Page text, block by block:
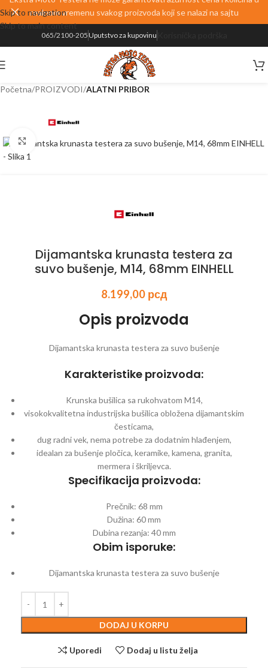
Skip to navigation
Skip to main content
realnom vremenu svakog proizvoda koji se nalazi na sajtu
065/2100-205Uputstvo za kupovinu
Početna PROIZVODI ALATNI PRIBOR
Kliknite za uvećanje
Dijamantska krunasta testera za
suvo bušenje, M14, 68mm EINHELL
8.199,00 рсд
Opis proizvoda
Dijamantska krunasta testera za suvo bušenje
Karakteristike proizvoda:
Krunska bušilica sa rukohvatom M14,
visokokvalitetna industrijska bušilica obložena dijamantskim
česticama,
dug radni vek, nema potrebe za dodatnim hlađenjem,
idealan za bušenje pločica, keramike, kamena, granita,
mermera i škriljevca.
Specifikacija proizvoda:
Prečnik: 68 mm
Dužina: 60 mm
Dubina rezanja: 40 mm
Obim isporuke:
Dijamantska krunasta testera za suvo bušenje
DODAJ U KORPU
Uporedi Dodaj u listu želja